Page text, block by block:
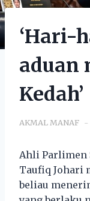
‘Hari-
aduan
Kedah’
AKMAL MANAF
Ahli Parlimen
Taufiq Johari
beliau